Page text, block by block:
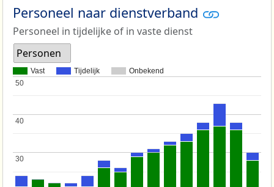
Personeel naar dienstverband
Personeel in tijdelijke of in vaste dienst
Personen
Vast Tijdelijk Onbekend
30
30
40
40
50
50